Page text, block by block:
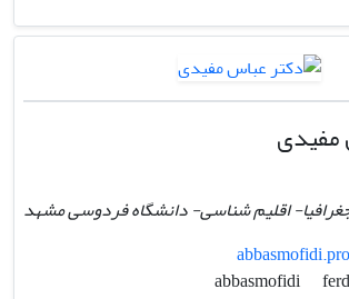
مفیدی
اقلیم شناسی- دانشگاه فردوسی مشهد